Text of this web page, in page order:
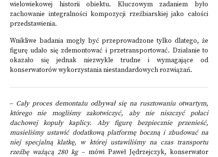
wielowiekowej historii obiektu. Kluczowym zadaniem było
zachowanie integralności kompozycji rzeźbiarskiej jako całości
przedstawienia.
Wnikliwe badania mogły być przeprowadzone tylko dlatego, że
figurę udało się zdemontować i przetransportować. Działanie to
okazało się jednak niezwykle trudne i wymagające od
konserwatorów wykorzystania niestandardowych rozwiązań.
‒ Cały proces demontażu odbywał się na rusztowaniu otwartym,
którego nie mogliśmy zakotwiczyć, aby nie niszczyć połaci
dachowej kopuły kaplicy. Aby figurę bezpiecznie przenieść,
musieliśmy ustawić dodatkową platformę boczną i zbudować na
niej specjalną klatkę, w której ustawiliśmy na czas transportu
rzeźbę ważącą 280 kg– mówi Paweł Jędrzejczyk, konserwator